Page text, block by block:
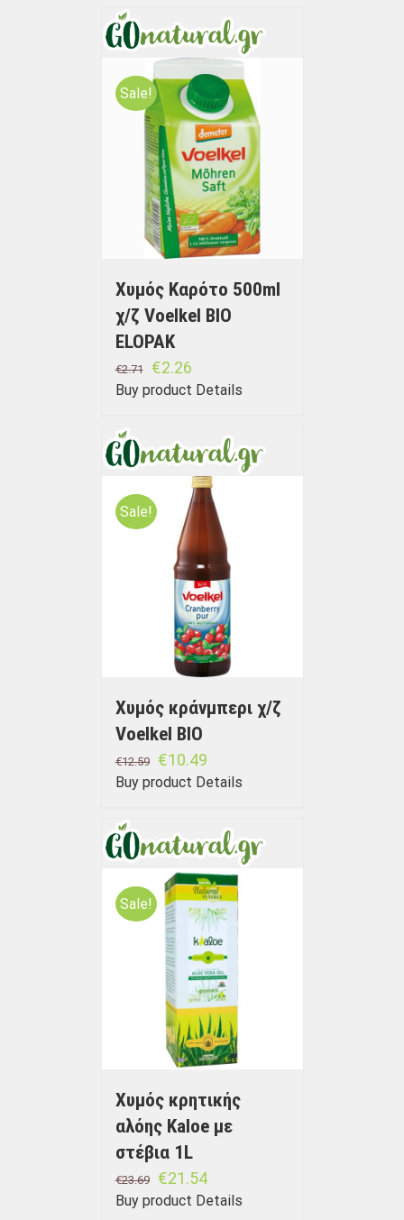
Sale!
Χυμός Καρότο 500ml
χ/ζ Voelkel BIO
ELOPAK
€2.71 €2.26
Buy product Details
Sale!
Χυμός κράνμπερι χ/ζ
Voelkel BIO
€12.59 €10.49
Buy product Details
Sale!
Χυμός κρητικής
αλόης Kaloe με
στέβια 1L
€23.69 €21.54
Buy product Details